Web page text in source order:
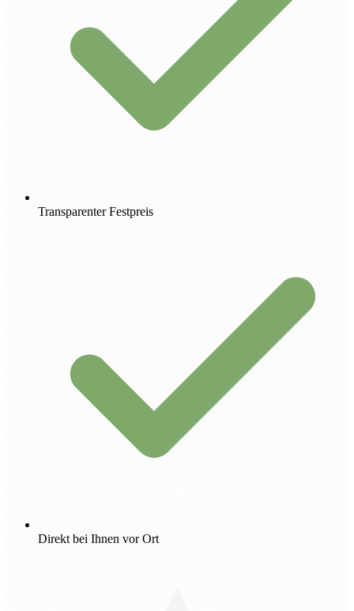
Transparenter Festpreis
Direkt bei Ihnen vor Ort